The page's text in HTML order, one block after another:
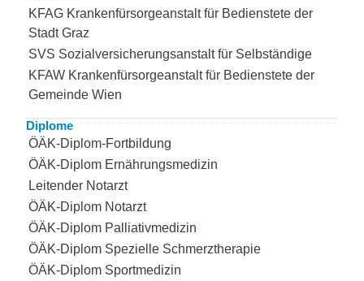
KFAG Krankenfürsorgeanstalt für Bedienstete der
Stadt Graz
SVS Sozialversicherungsanstalt für Selbständige
KFAW Krankenfürsorgeanstalt für Bedienstete der
Gemeinde Wien
Diplome
ÖÄK-Diplom-Fortbildung
ÖÄK-Diplom Ernährungsmedizin
Leitender Notarzt
ÖÄK-Diplom Notarzt
ÖÄK-Diplom Palliativmedizin
ÖÄK-Diplom Spezielle Schmerztherapie
ÖÄK-Diplom Sportmedizin